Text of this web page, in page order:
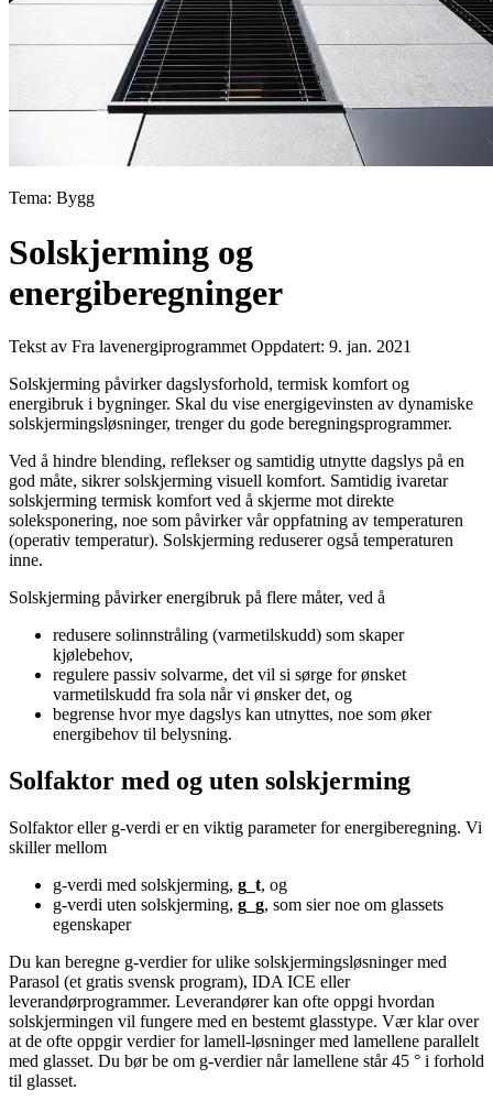
Tema: Bygg
Solskjerming og
energiberegninger
Tekst av Fra lavenergiprogrammet Oppdatert: 9. jan. 2021
Solskjerming påvirker dagslysforhold, termisk komfort og
energibruk i bygninger. Skal du vise energigevinsten av dynamiske
solskjermingsløsninger, trenger du gode beregningsprogrammer.
Ved å hindre blending, reflekser og samtidig utnytte dagslys på en
god måte, sikrer solskjerming visuell komfort. Samtidig ivaretar
solskjerming termisk komfort ved å skjerme mot direkte
soleksponering, noe som påvirker vår oppfatning av temperaturen
(operativ temperatur). Solskjerming reduserer også temperaturen
inne.
Solskjerming påvirker energibruk på flere måter, ved å
redusere solinnstråling (varmetilskudd) som skaper
kjølebehov,
regulere passiv solvarme, det vil si sørge for ønsket
varmetilskudd fra sola når vi ønsker det, og
begrense hvor mye dagslys kan utnyttes, noe som øker
energibehov til belysning.
Solfaktor med og uten solskjerming
Solfaktor eller g-verdi er en viktig parameter for energiberegning. Vi
skiller mellom
g-verdi med solskjerming, g_t, og
g-verdi uten solskjerming, g_g, som sier noe om glassets
egenskaper
Du kan beregne g-verdier for ulike solskjermingsløsninger med
Parasol (et gratis svensk program), IDA ICE eller
leverandørprogrammer. Leverandører kan ofte oppgi hvordan
solskjermingen vil fungere med en bestemt glasstype. Vær klar over
at de ofte oppgir verdier for lamell-løsninger med lamellene parallelt
med glasset. Du bør be om g-verdier når lamellene står 45 ° i forhold
til glasset.